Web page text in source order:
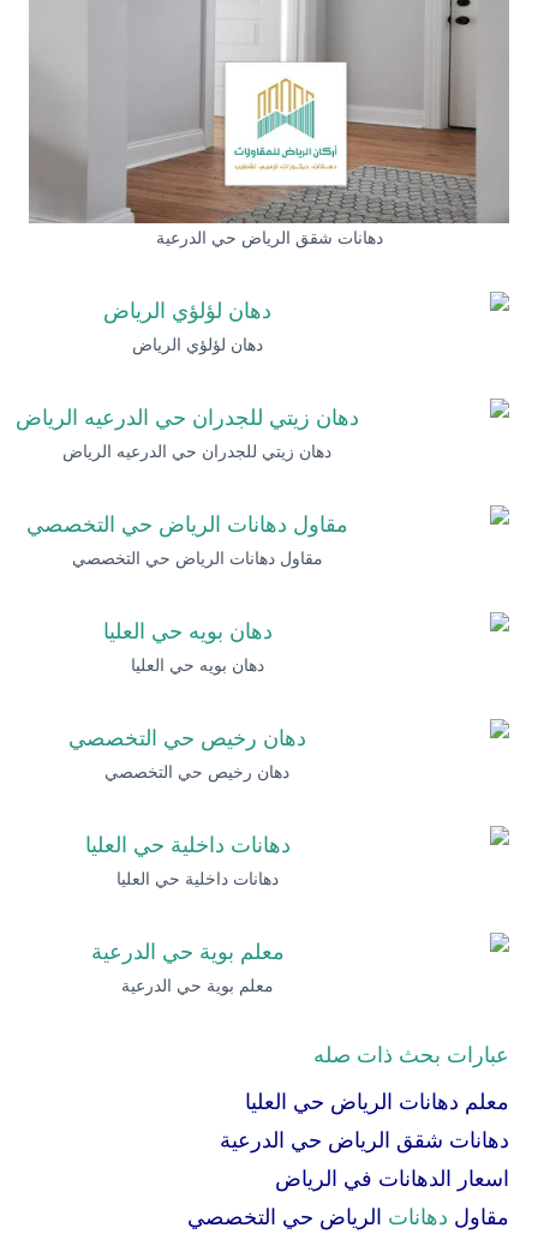
دهانات شقق الرياض حي الدرعية
دهان لؤلؤي الرياض
دهان زيتي للجدران حي الدرعيه الرياض
مقاول دهانات الرياض حي التخصصي
دهان بويه حي العليا
دهان رخيص حي التخصصي
دهانات داخلية حي العليا
معلم بوية حي الدرعية
عبارات بحث ذات صله
معلم دهانات الرياض حي العليا
دهانات شقق الرياض حي الدرعية
اسعار الدهانات في الرياض
مقاول دهانات الرياض حي التخصصي